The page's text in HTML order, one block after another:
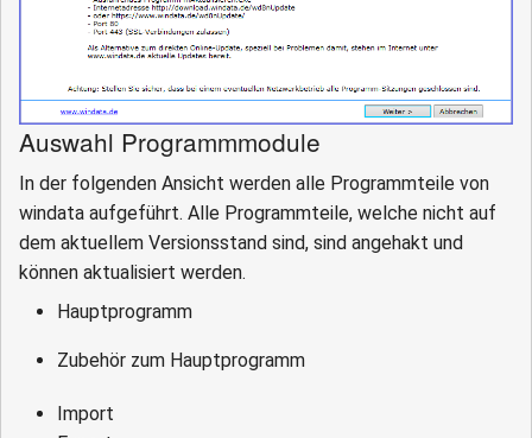
Auswahl Programmmodule
In der folgenden Ansicht werden alle Programmteile von
windata aufgeführt. Alle Programmteile, welche nicht auf
dem aktuellem Versionsstand sind, sind angehakt und
können aktualisiert werden.
Hauptprogramm
Zubehör zum Hauptprogramm
Import